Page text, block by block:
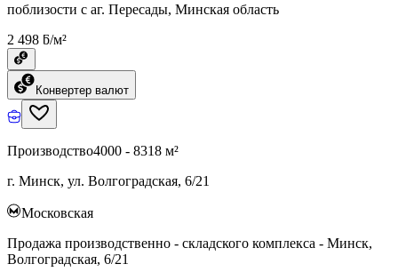
поблизости с аг. Пересады, Минская область
2 498 ƃ/м²
Конвертер валют
Производство4000 - 8318 м²
г. Минск, ул. Волгоградская, 6/21
Московская
Продажа производственно - складского комплекса - Минск,
Волгоградская, 6/21